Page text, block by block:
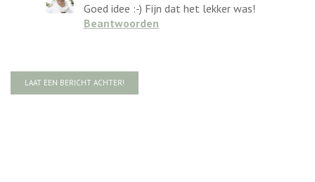
Goed idee :-) Fijn dat het lekker was!
Beantwoorden
LAAT EEN BERICHT ACHTER!